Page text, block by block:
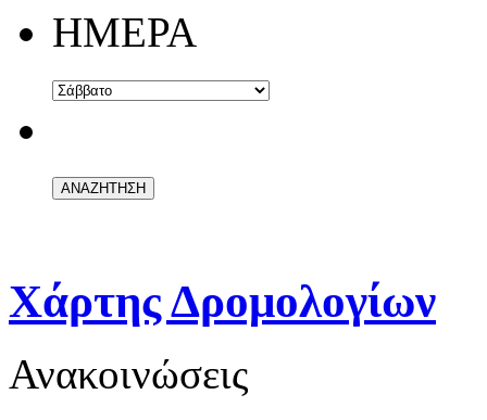
ΗΜΕΡΑ
Χάρτης Δρομολογίων
Ανακοινώσεις